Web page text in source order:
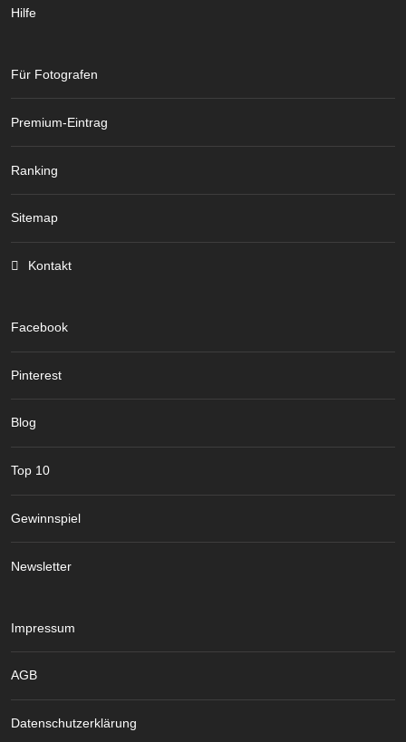
Hilfe
Für Fotografen
Premium-Eintrag
Ranking
Sitemap
Kontakt
Facebook
Pinterest
Blog
Top 10
Gewinnspiel
Newsletter
Impressum
AGB
Datenschutzerklärung